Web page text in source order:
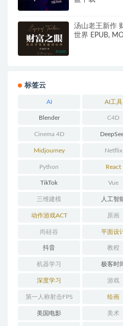
汤山老王新作
世界 EPUB,
标签云
AI AI工具
Blender C4D
Cinema 4D
Midjourney Netflix
Python React
TikTok Vue
三维建模 人工智
动作游戏ACT 原画
尚硅谷 平面设
抖音 教程
机器学习 极客时间
深度学习 游戏
第一人称射击FPS 绘画
美国电影 美术